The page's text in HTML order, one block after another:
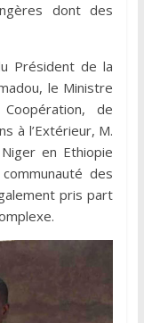
dont des
Président de la
le Ministre
de
à l’Extérieur, M.
Niger en Ethiopie
des
pris part